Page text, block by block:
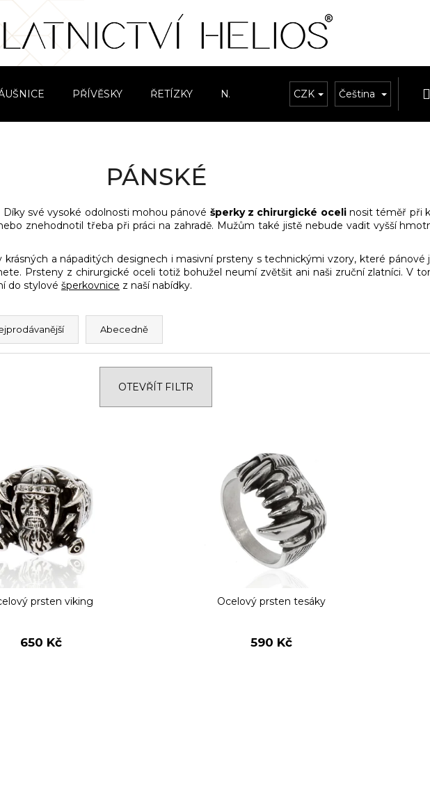
PŘÍVĚSKY ŘETÍZKY NÁRAMKY SOUPRAVY
CZK Čeština
PÁNSKÉ
své vysoké odolnosti mohou pánové šperky z chirurgické ocelinosit téměř při
znehodnotil třeba při práci na zahradě. Mužům také jistě nebude vadit vyšší
krásných a nápaditých designech i masivní prsteny s technickými vzory, které
Prsteny z chirurgické oceli totiž bohužel neumí zvětšit ani naši zruční zlatníci. V
do stylové šperkovnice z naší nabídky.
Abecedně
OTEVŘÍT FILTR
prsten viking
650 Kč
Ocelový prsten tesáky
590 Kč
Doporučujeme